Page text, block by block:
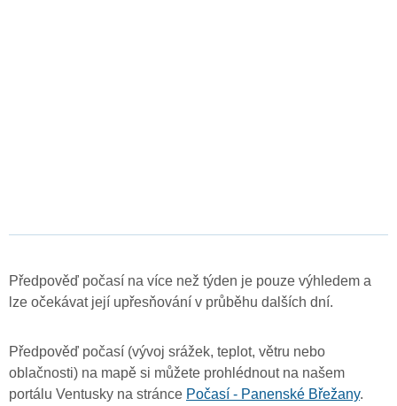
Předpověď počasí na více než týden je pouze výhledem a
lze očekávat její upřesňování v průběhu dalších dní.
Předpověď počasí (vývoj srážek, teplot, větru nebo
oblačnosti) na mapě si můžete prohlédnout na našem
portálu Ventusky na stránce Počasí - Panenské Břežany.